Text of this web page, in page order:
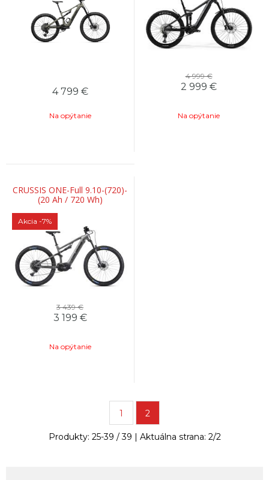
4 799 €
Na opýtanie
4 999 €
2 999 €
Na opýtanie
CRUSSIS ONE-Full 9.10-(720)-
(20 Ah / 720 Wh)
Akcia -7%
3 439 €
3 199 €
Na opýtanie
1 2
Produkty: 25-39 /39 | Aktuálna strana: 2/2